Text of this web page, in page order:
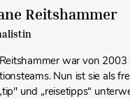
Reitshammer
war von 2003
Nun ist sie als
und „reisetipps“